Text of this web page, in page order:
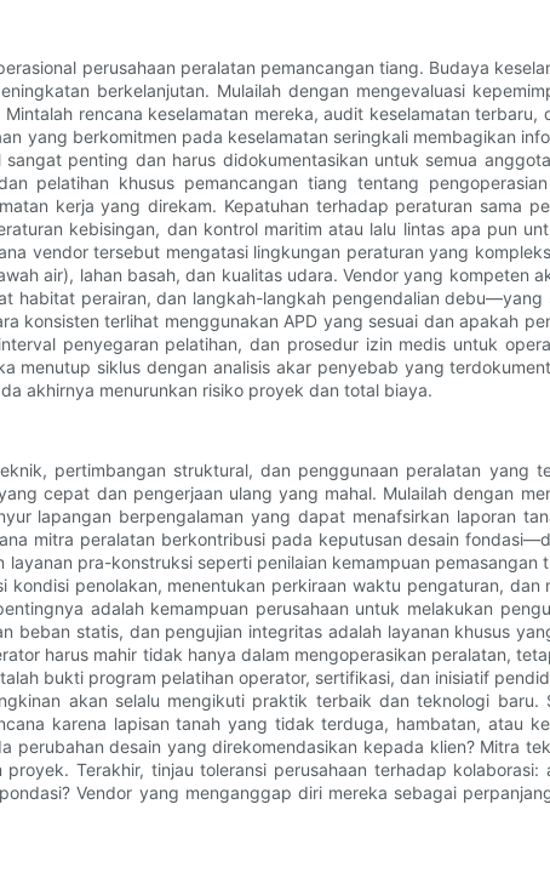
perusahaan peralatan pemancangan tiang. Budaya
berkelanjutan. Mulailah dengan mengevaluasi
rencana keselamatan mereka, audit keselamatan
yang berkomitmen pada keselamatan seringkali membagikan
penting dan harus didokumentasikan untuk semua
pelatihan khusus pemancangan tiang tentang
kerja yang direkam. Kepatuhan terhadap peraturan sama
kebisingan, dan kontrol maritim atau lalu lintas apa pun
vendor tersebut mengatasi lingkungan peraturan yang
air), lahan basah, dan kualitas udara. Vendor yang kompeten
perairan, dan langkah-langkah pengendalian debu—yang
konsisten terlihat menggunakan APD yang sesuai dan apakah
penyegaran pelatihan, dan prosedur izin medis untuk
menutup siklus dengan analisis akar penyebab yang
akhirnya menurunkan risiko proyek dan total biaya.
pertimbangan struktural, dan penggunaan peralatan yang
cepat dan pengerjaan ulang yang mahal. Mulailah dengan
lapangan berpengalaman yang dapat menafsirkan laporan
mitra peralatan berkontribusi pada keputusan desain
pra-konstruksi seperti penilaian kemampuan pemasangan
penolakan, menentukan perkiraan waktu pengaturan, dan
adalah kemampuan perusahaan untuk melakukan
beban statis, dan pengujian integritas adalah layanan khusus
harus mahir tidak hanya dalam mengoperasikan peralatan,
bukti program pelatihan operator, sertifikasi, dan inisiatif
akan selalu mengikuti praktik terbaik dan teknologi baru.
karena lapisan tanah yang tidak terduga, hambatan, atau
desain yang direkomendasikan kepada klien? Mitra
Terakhir, tinjau toleransi perusahaan terhadap kolaborasi:
Vendor yang menganggap diri mereka sebagai